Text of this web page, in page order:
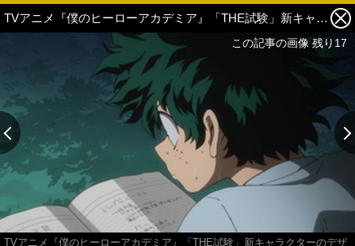
TVアニメ『僕のヒーローアカデミア』「THE試験」新キャラクターのデザイン&キャストが＆あらすじ公開！ 13枚目の写真・画像
TVアニメ『僕のヒーローアカデミア』「THE試験」新キャラクターのデザ
この記事の画像 残り17